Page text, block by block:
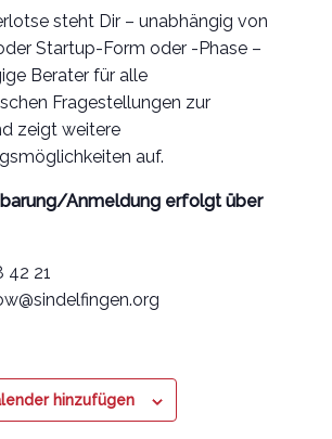
steht Dir – unabhängig von
Startup-Form oder -Phase –
Berater für alle
Fragestellungen zur
zeigt weitere
auf.
Anmeldung erfolgt über
42 21
hinzufügen